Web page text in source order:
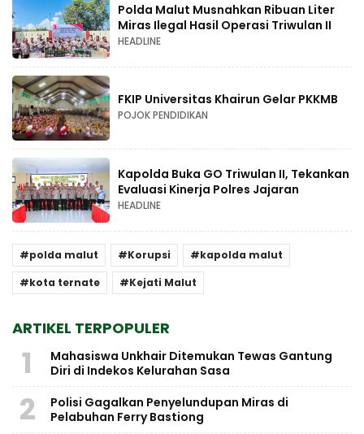
Polda Malut Musnahkan Ribuan Liter
Miras Ilegal Hasil Operasi Triwulan II
HEADLINE
FKIP Universitas Khairun Gelar PKKMB
POJOK PENDIDIKAN
Kapolda Buka GO Triwulan II, Tekankan
Evaluasi Kinerja Polres Jajaran
HEADLINE
polda malut Korupsi
kapolda malut
kota ternate
Kejati Malut
ARTIKEL TERPOPULER
1
Mahasiswa Unkhair Ditemukan Tewas Gantung
Diri di Indekos Kelurahan Sasa
2
Polisi Gagalkan Penyelundupan Miras di
Pelabuhan Ferry Bastiong